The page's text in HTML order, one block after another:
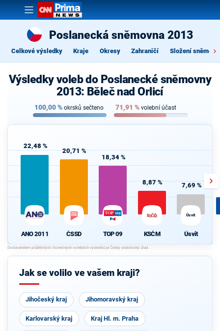
Poslanecká sněmovna 2013
Celkové výsledky Kraje Okresy Zahraničí Složení
Výsledky voleb do Poslanecké sněmovny
2013: Běleč nad Orlicí
100,00% okrsků sečteno 71,91 % volební účast
22,48 %
ANO 2011
20,71 %
ČSSD
18,34 %
TOP 09
8,87 %
KSČM
7,69 %
Úsvit
Úsvit
Jak se volilo ve vašem kraji?
Jihočeský kraj Jihomoravský kraj
Karlovarský kraj Kraj Hl. m. Praha